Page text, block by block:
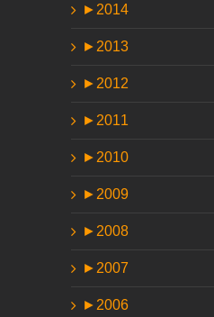
► 2014
► 2013
► 2012
► 2011
► 2010
► 2009
► 2008
► 2007
► 2006